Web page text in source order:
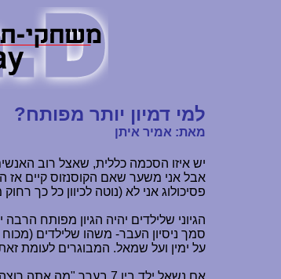
למי דמיון יותר מפותח?
מאת: אמיר איתן
יש איזו הסכמה כללית, שאצל רוב
אבל אני משער שאם הקוסנזוס קיים
פסיכולוג אני לא (נוטה לכיוון כל כך
הגיוני שלילדים יהיה הגיון מפותח
סמך ניסיון העבר- משהו שלילדים
על ימין ועל שמאל. המבוגרים לעומת